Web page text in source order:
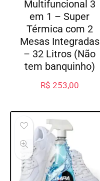
Multifuncional 3
em 1 – Super
Térmica com 2
Mesas Integradas
– 32 Litros (Não
tem banquinho)
R$ 253,00